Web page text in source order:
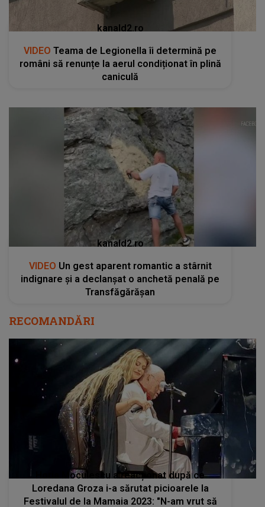
kanald2.ro
VIDEO Teama de Legionella îi determină pe
români să renunțe la aerul condiționat în plină
caniculă
kanald2.ro
VIDEO Un gest aparent romantic a stârnit
indignare și a declanșat o anchetă penală pe
Transfăgărășan
RECOMANDĂRI
Horia Moculescu a reacționat după ce
Loredana Groza i-a sărutat picioarele la
Festivalul de la Mamaia 2023: "N-am vrut să